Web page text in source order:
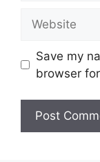
Save my
browser